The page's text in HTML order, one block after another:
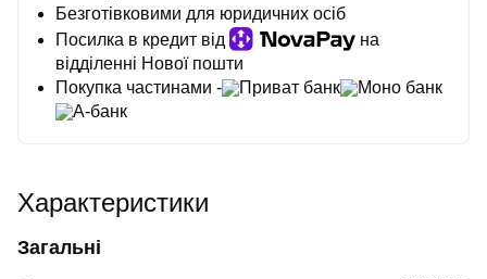
Безготівковими для юридичних осіб
Посилка в кредит від
на
відділенні Нової пошти
Покупка частинами -
Приват банк
Моно банк
А-банк
Характеристики
Загальні